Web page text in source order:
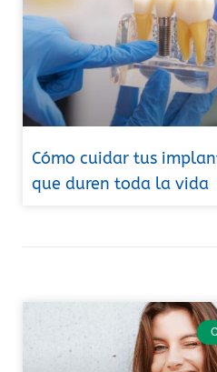
Cómo cuidar tus
que duren toda la vida